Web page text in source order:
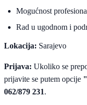
Mogućnost
Rad u ugodnom i
Lokacija: Sarajevo
Prijava: Ukoliko se
prijavite se putem opcije
062/879 231.